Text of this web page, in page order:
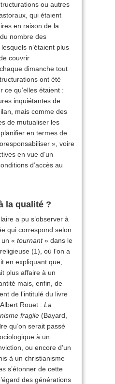
ou autres
qui étaient
en raison de la
nombre des
n’étaient plus
couvrir
dimanche tout
ont été
ce qu’elles étaient :
inquiétantes de
mais comme des
de mutualiser les
en termes de
», voire
en vue d’un
d’accès au
la qualité ?
a pu s’observer à
qui correspond selon
« tournant» dans le
(1), où l’on a
en expliquant que,
plus affaire à un
mais, enfin, de
de l’intitulé du livre
Rouet : La
fragile (Bayard,
qu’on serait passé
à un
ou encore d’un
à un christianisme
s’étonner de cette
des générations